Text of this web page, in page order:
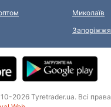
Миколаїв
Запоріжжя
2026 Tyretrader.ua. Всі